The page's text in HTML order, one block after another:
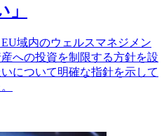
域内のウェルスマネジメン
への投資を制限する方針を設
について明確な指針を示して